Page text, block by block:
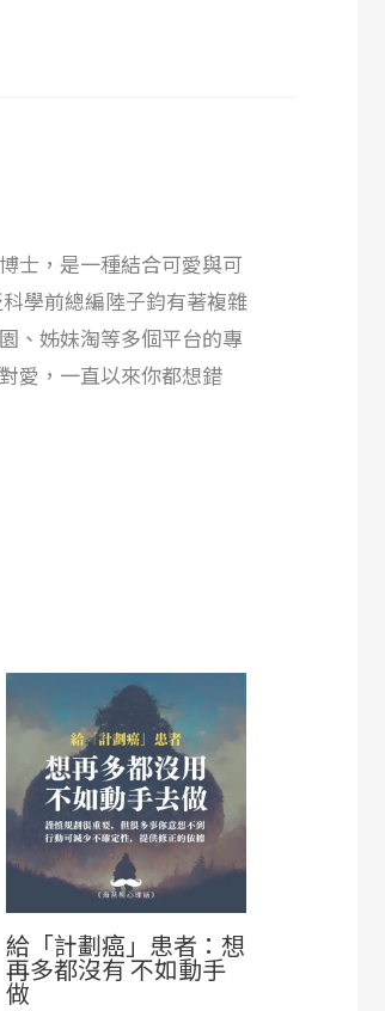
士，是一種結合可愛與可
學前總編陸子鈞有著複雜
、姊妹淘等多個平台的專
愛，一直以來你都想錯
給「計劃癌」患者：想
再多都沒有 不如動手
做